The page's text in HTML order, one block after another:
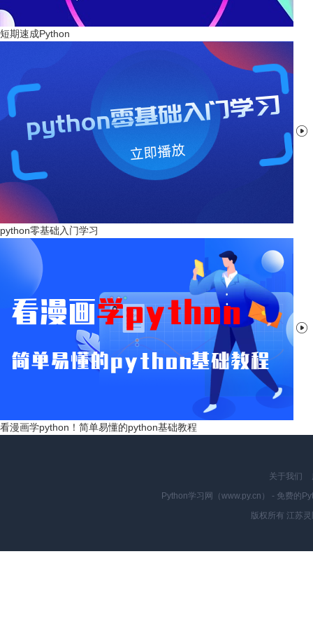
短期速成Python

python零基础入门学习

看漫画学python！简单易懂的python基础教程
关于我们
Python学习网（www.py.cn） - 免费的
版权所有 江苏